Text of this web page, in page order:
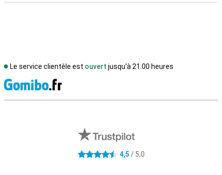
Le service clientèle est ouvert jusqu'à 21.00 heures
4.5 étoiles 4,5 / 5,0